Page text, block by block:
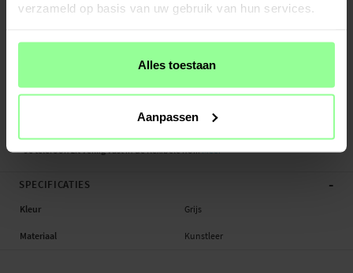
verzameld op basis van uw gebruik van hun services.
Alles toestaan
Aanpassen
tegen krassen, beschadigingen en viezigheid.
lidmaatschapkaartjes of visitekaartjes kwijt en er is ook een groter vakjes voor
briefgeld of bonnetjes. De flap beschermt het scherm tegen krassen en wordt
- Je telefoon zit veillig vast in de flexibele ho...Meer
SPECIFICATIES -
Kleur Grijs
Materiaal Kunstleer